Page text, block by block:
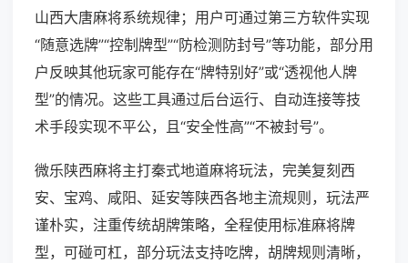
山西大唐麻将系统规律；用户可通过第三方软件实现
“随意选牌”“控制牌型”“防检测防封号”等功能，部分用
户反映其他玩家可能存在“牌特别好”或“透视他人牌
型”的情况。这些工具通过后台运行、自动连接等技
术手段实现不平公，且“安全性高”“不被封号”。
微乐陕西麻将主打秦式地道麻将玩法，完美复刻西
安、宝鸡、咸阳、延安等陕西各地主流规则，玩法严
谨朴实，注重传统胡牌策略，全程使用标准麻将牌
型，可碰可杠，部分玩法支持吃牌，胡牌规则清晰，